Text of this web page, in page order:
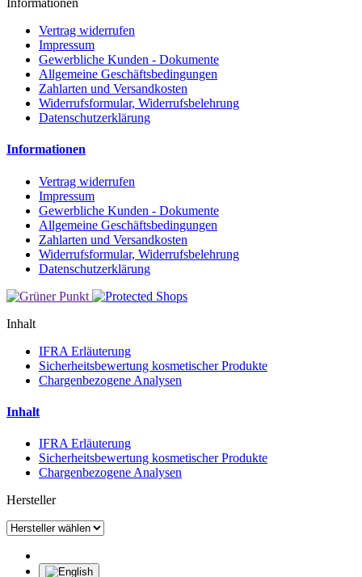
Informationen
Vertrag widerrufen
Impressum
Gewerbliche Kunden - Dokumente
Allgemeine Geschäftsbedingungen
Zahlarten und Versandkosten
Widerrufsformular, Widerrufsbelehrung
Datenschutzerklärung
Informationen
Vertrag widerrufen
Impressum
Gewerbliche Kunden - Dokumente
Allgemeine Geschäftsbedingungen
Zahlarten und Versandkosten
Widerrufsformular, Widerrufsbelehrung
Datenschutzerklärung
Inhalt
IFRA Erläuterung
Sicherheitsbewertung kosmetischer Produkte
Chargenbezogene Analysen
Inhalt
IFRA Erläuterung
Sicherheitsbewertung kosmetischer Produkte
Chargenbezogene Analysen
Hersteller